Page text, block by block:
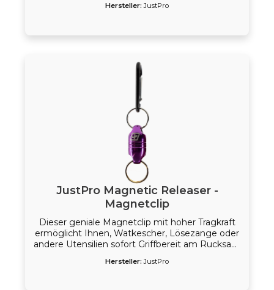
an Kleidung oder Rucksack befestigen und
Hersteller:JustPro
JustPro Magnetic Releaser -
Magnetclip
Dieser geniale Magnetclip mit hoher Tragkraft
ermöglicht Ihnen, Watkescher, Lösezange oder
andere Utensilien sofort Griffbereit am Rucksack
Sprengringe und ein Karabiner bringen viel
Hersteller:JustPro